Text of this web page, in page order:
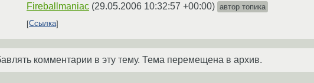
Fireballmaniac (29.05.2006 10:32:57 +00:00) автор топика
Ссылка
комментарии в эту тему. Тема перемещена в архив.